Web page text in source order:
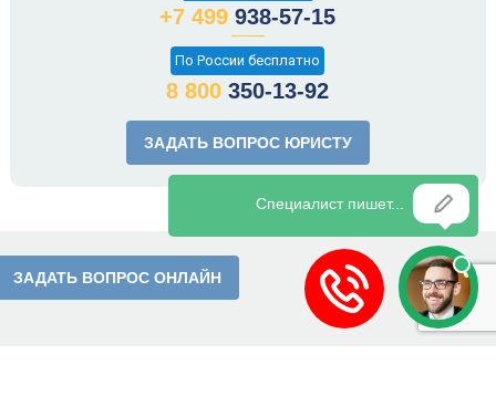
+7 499 938-57-15
По России бесплатно
8 800 350-13-92